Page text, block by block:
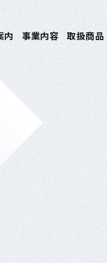
内 事業内容 取扱商品